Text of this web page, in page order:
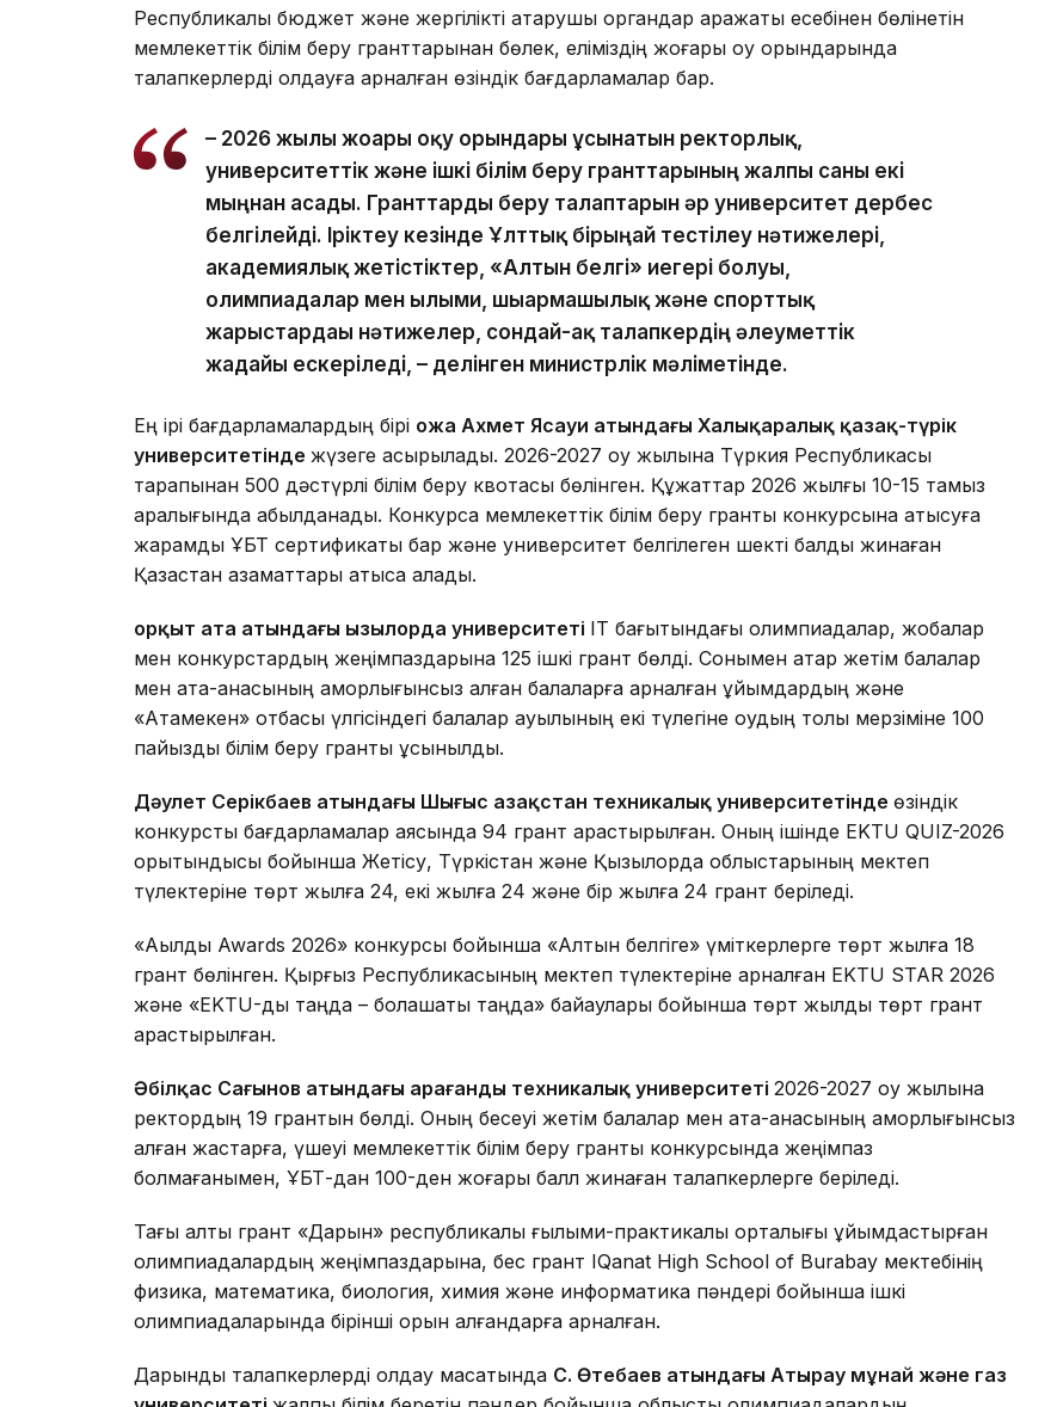
Республикалық бюджет және жергілікті атқарушы органдар қаражаты есебінен бөлінетін
мемлекеттік білім беру гранттарынан бөлек, еліміздің жоғары оқу орындарында
талапкерлерді қолдауға арналған өзіндік бағдарламалар бар.
– 2026 жылы жоғары оқу орындары ұсынатын ректорлық,
университеттік және ішкі білім беру гранттарының жалпы саны екі
мыңнан асады. Гранттарды беру талаптарын әр университет дербес
белгілейді. Іріктеу кезінде Ұлттық бірыңғай тестілеу нәтижелері,
академиялық жетістіктер, «Алтын белгі» иегері болуы,
олимпиадалар мен ғылыми, шығармашылық және спорттық
жарыстардағы нәтижелер, сондай-ақ талапкердің әлеуметтік
жағдайы ескеріледі, – делінген министрлік мәліметінде.
Ең ірі бағдарламалардың бірі Қожа Ахмет Ясауи атындағы Халықаралық қазақ-түрік
университетінде жүзеге асырылады. 2026-2027 оқу жылына Түркия Республикасы
тарапынан 500 дәстүрлі білім беру квотасы бөлінген. Құжаттар 2026 жылғы 10-15 тамыз
аралығында қабылданады. Конкурсқа мемлекеттік білім беру гранты конкурсына қатысуға
жарамды ҰБТ сертификаты бар және университет белгілеген шекті балды жинаған
Қазақстан азаматтары қатыса алады.
Қорқыт ата атындағы Қызылорда университеті IT бағытындағы олимпиадалар, жобалар
мен конкурстардың жеңімпаздарына 125 ішкі грант бөлді. Сонымен қатар жетім балалар
мен ата-анасының қамқорлығынсыз қалған балаларға арналған ұйымдардың және
«Атамекен» отбасы үлгісіндегі балалар ауылының екі түлегіне оқудың толық мерзіміне 100
пайыздық білім беру гранты ұсынылды.
Дәулет Серікбаев атындағы Шығыс Қазақстан техникалық университетінде өзіндік
конкурстық бағдарламалар аясында 94 грант қарастырылған. Оның ішінде EKTU QUIZ-2026
қорытындысы бойынша Жетісу, Түркістан және Қызылорда облыстарының мектеп
түлектеріне төрт жылға 24, екі жылға 24 және бір жылға 24 грант беріледі.
«Ақылды Awards 2026» конкурсы бойынша «Алтын белгіге» үміткерлерге төрт жылға 18
грант бөлінген. Қырғыз Республикасының мектеп түлектеріне арналған EKTU STAR 2026
және «EKTU-ды таңда – болашақты таңда» байқаулары бойынша төрт жылдық төрт грант
қарастырылған.
Әбілқас Сағынов атындағы Қарағанды техникалық университеті 2026-2027 оқу жылына
ректордың 19 грантын бөлді. Оның бесеуі жетім балалар мен ата-анасының қамқорлығынсыз
қалған жастарға, үшеуі мемлекеттік білім беру гранты конкурсында жеңімпаз
болмағанымен, ҰБТ-дан 100-ден жоғары балл жинаған талапкерлерге беріледі.
Тағы алты грант «Дарын» республикалық ғылыми-практикалық орталығы ұйымдастырған
олимпиадалардың жеңімпаздарына, бес грант IQanat High School of Burabay мектебінің
физика, математика, биология, химия және информатика пәндері бойынша ішкі
олимпиадаларында бірінші орын алғандарға арналған.
Дарынды талапкерлерді қолдау мақсатында С. Өтебаев атындағы Атырау мұнай және газ